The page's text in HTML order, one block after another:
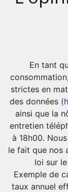
En tant
strictes en
des données
ainsi que la
entretien
à 18h00.
le fait que nos
loi sur
Exemple de
taux annuel